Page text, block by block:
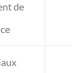
de